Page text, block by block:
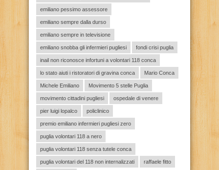
emiliano pessimo assessore
emiliano sempre dalla durso
emiliano sempre in televisione
emiliano snobba gli infermieri pugliesi fondi crisi puglia
inail non riconosce infortuni a volontari 118 conca
lo stato aiuti i ristoratori di gravina conca Mario Conca
Michele Emiliano Movimento 5 stelle Puglia
movimento cittadini pugliesi ospedale di venere
pier luigi lopalco policlinico
premio emiliano infermieri pugliesi zero
puglia volontari 118 a nero
puglia volontari 118 senza tutele conca
puglia volontari del 118 non internalizzati raffaele fitto